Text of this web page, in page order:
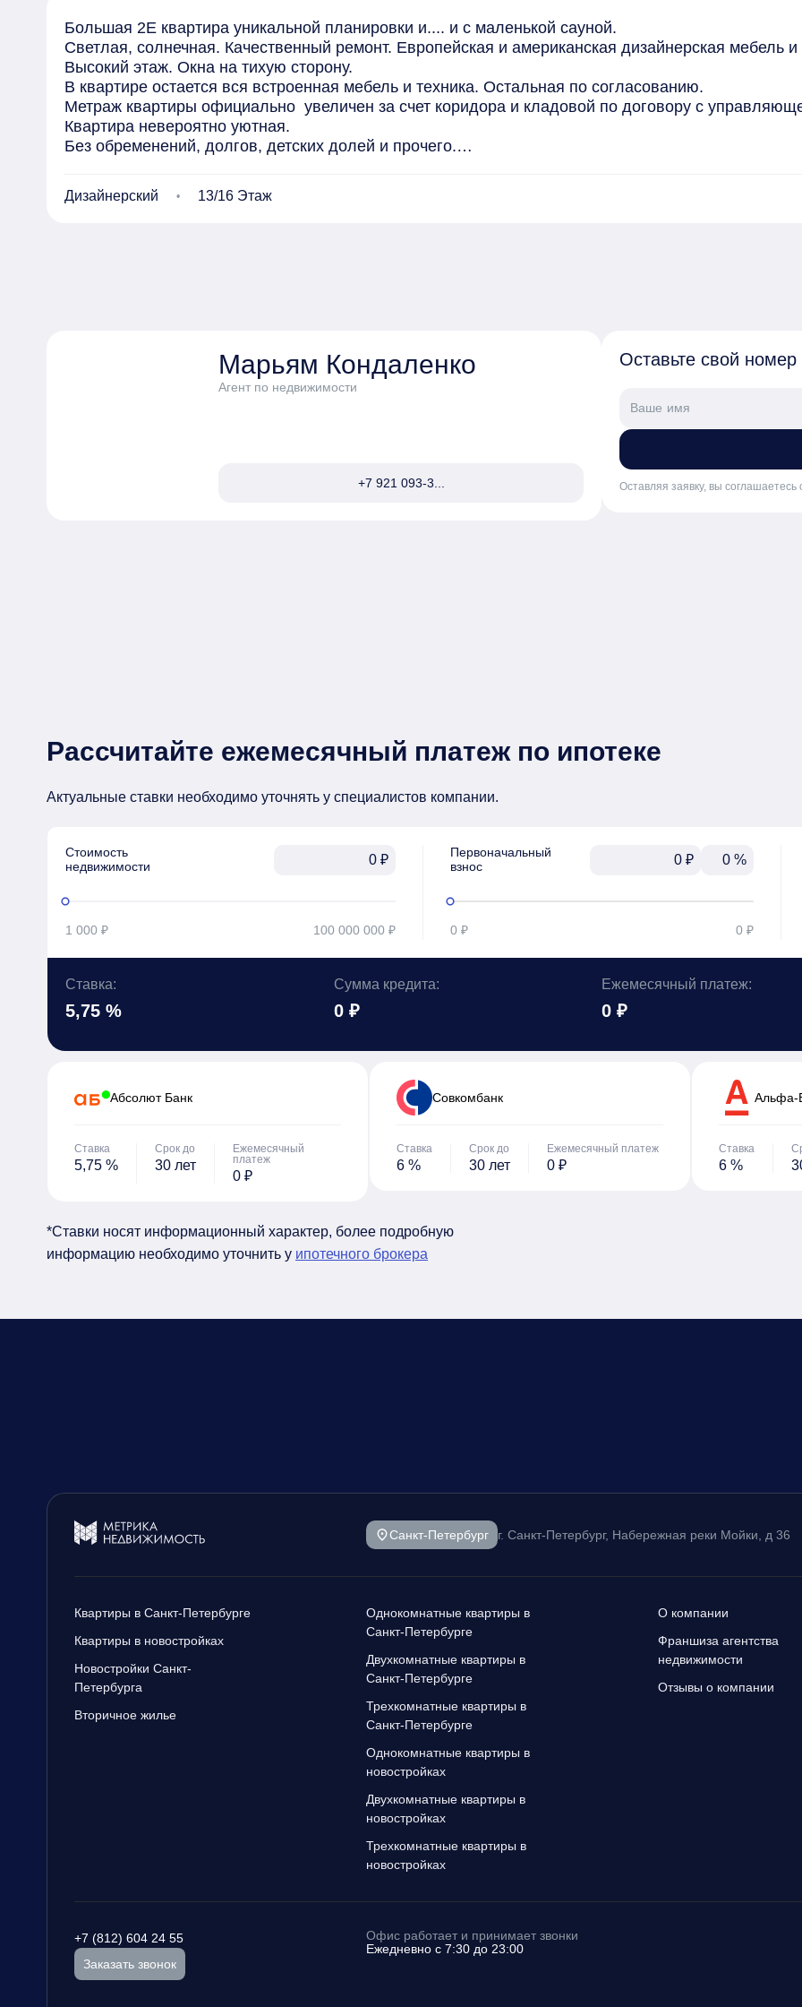
Большая 2Е квартира уникальной планировки и.... и с маленькой сауной.
Светлая, солнечная. Качественный ремонт. Европейская и американская дизайнерская мебель
Высокий этаж. Окна на тихую сторону.
В квартире остается вся встроенная мебель и техника. Остальная по согласованию.
Метраж квартиры официально  увеличен за счет коридора и кладовой по договору с
Квартира невероятно уютная.
Без обременений, долгов, детских долей и прочего.
Есть перепланировка, подробности по телефону.
Дизайнерский 13/16 Этаж
Марьям Кондаленко
Агент по недвижимости
+7 921 093-3...
Оставьте свой
Оставляя заявку, вы соглашаетесь
Рассчитайте ежемесячный платеж по ипотеке
Актуальные ставки необходимо уточнять у специалистов компании.
Стоимость
недвижимости
₽
1 000 ₽ 100 000 000 ₽
Первоначальный
взнос
₽ %
0 ₽ 0 ₽
Ставка:
5,75 %
Сумма кредита:
0 ₽
Ежемесячный платеж:
0 ₽
Абсолют Банк
Ставка
5,75 %
Срок до
30 лет
Ежемесячный
платеж
0 ₽
Cовкомбанк
Ставка
6 %
Срок до
30 лет
Ежемесячный платеж
0 ₽
Альфа-
Ставка
6 %
*Ставки носят информационный характер, более подробную
информацию необходимо уточнить у ипотечного брокера
Санкт-Петербург г. Санкт-Петербург, Набережная реки Мойки, д 36
Квартиры в Санкт-Петербурге
Квартиры в новостройках
Новостройки Санкт-
Петербурга
Вторичное жилье
Однокомнатные квартиры в
Санкт-Петербурге
Двухкомнатные квартиры в
Санкт-Петербурге
Трехкомнатные квартиры в
Санкт-Петербурге
Однокомнатные квартиры в
новостройках
Двухкомнатные квартиры в
новостройках
Трехкомнатные квартиры в
новостройках
О компании
Франшиза агентства
недвижимости
Отзывы о компании
+7 (812) 604 24 55
Заказать звонок
Офис работает и принимает звонки
Ежедневно с 7:30 до 23:00